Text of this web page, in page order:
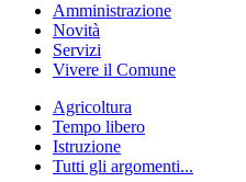
Amministrazione
Novità
Servizi
Vivere il Comune
Agricoltura
Tempo libero
Istruzione
Tutti gli argomenti...